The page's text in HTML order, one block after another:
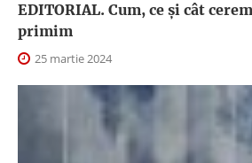
EDITORIAL. Cum, ce şi cât
primim
25 martie 2024